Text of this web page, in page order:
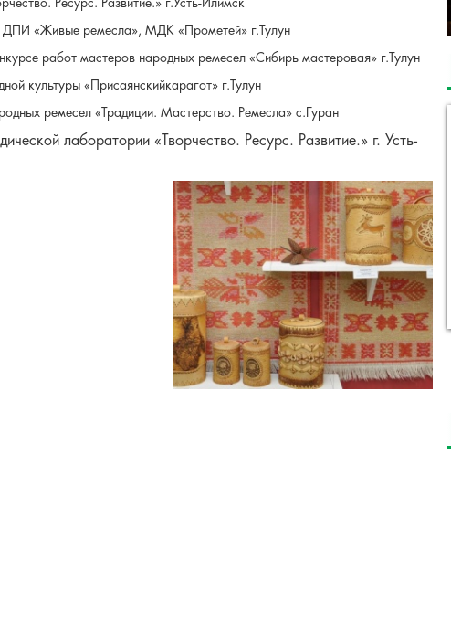
Ресурс. Развитие.» г.Усть-Илимск
ДПИ «Живые ремесла», МДК «Прометей» г.Тулун
работ мастеров народных ремесел «Сибирь мастеровая» г.Тулун
культуры «Присаянскийкарагот» г.Тулун
ремесел «Традиции. Мастерство. Ремесла» с.Гуран
лаборатории «Творчество. Ресурс. Развитие.» г. Усть-